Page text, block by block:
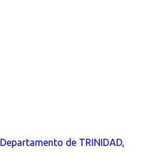
de TRINIDAD,